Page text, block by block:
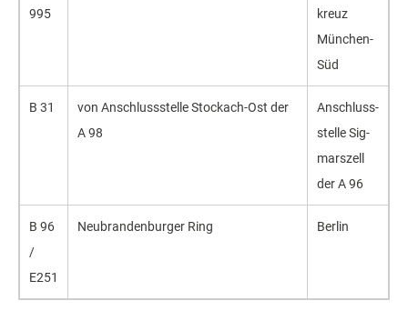
995
kreuz
Mün­chen-
Süd
B 31
von An­schluss­stel­le Sto­ckach-Ost der
A 98
An­schluss­
stel­le Sig­
mars­zell
der A 96
B 96
/
E251
Neu­bran­den­bur­ger Ring Ber­lin